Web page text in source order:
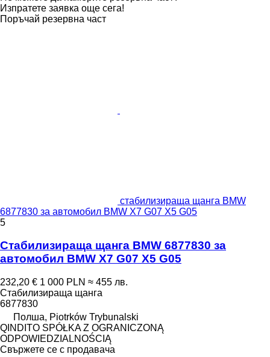
Изпратете заявка още сега!
Поръчай резервна част
стабилизираща щанга BMW
6877830 за автомобил BMW X7 G07 X5 G05
5
Стабилизираща щанга BMW 6877830 за
автомобил BMW X7 G07 X5 G05
232,20 € 1 000 PLN ≈ 455 лв.
Стабилизираща щанга
6877830
Полша, Piotrków Trybunalski
QINDITO SPÓŁKA Z OGRANICZONĄ
ODPOWIEDZIALNOŚCIĄ
Свържете се с продавача